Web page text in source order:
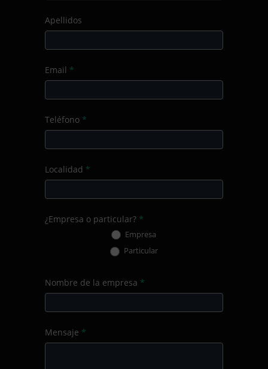
Apellidos
Email *
Teléfono *
Localidad *
¿Empresa o particular? *
Empresa
Particular
Nombre de la empresa *
Mensaje *